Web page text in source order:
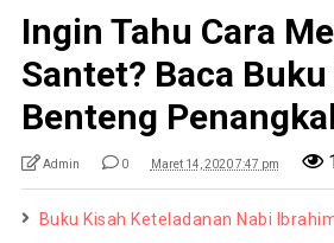
Ingin Tahu Cara
Santet? Baca
Benteng
Admin 0 Maret 14, 2020 7:47 pm
Buku Kisah Keteladanan Nabi